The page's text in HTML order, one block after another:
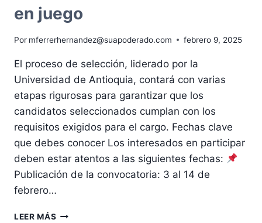
en juego
Por mferrerhernandez@suapoderado.com febrero 9, 2025
El proceso de selección, liderado por la
Universidad de Antioquia, contará con varias
etapas rigurosas para garantizar que los
candidatos seleccionados cumplan con los
requisitos exigidos para el cargo. Fechas clave
que debes conocer Los interesados en participar
deben estar atentos a las siguientes fechas:
Publicación de la convocatoria: 3 al 14 de
febrero…
LEER MÁS ¡INICIA